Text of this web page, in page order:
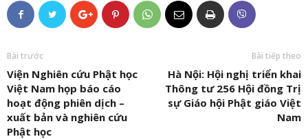
Bài trước
Viện Nghiên cứu Phật học
Việt Nam họp báo cáo
hoạt động phiên dịch –
xuất bản và nghiên cứu
Phật học
Bài tiếp theo
Hà Nội: Hội nghị triển khai
Thông tư 256 Hội đồng Trị
sự Giáo hội Phật giáo Việt
Nam